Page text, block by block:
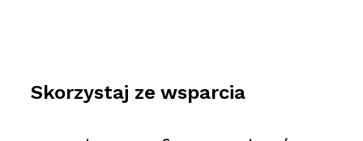
Skorzystaj ze wsparcia